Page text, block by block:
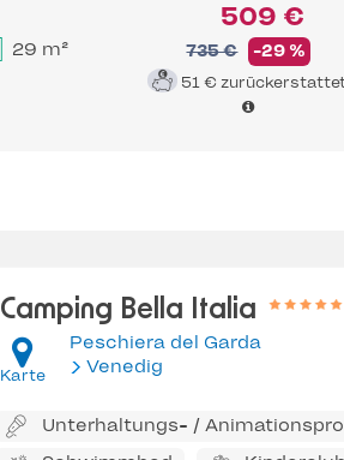
29 m²
509 €
735 € -29 %
51 €
Camping Bella Italia
Karte
Peschiera del Garda
Venedig
Unterhaltungs- /